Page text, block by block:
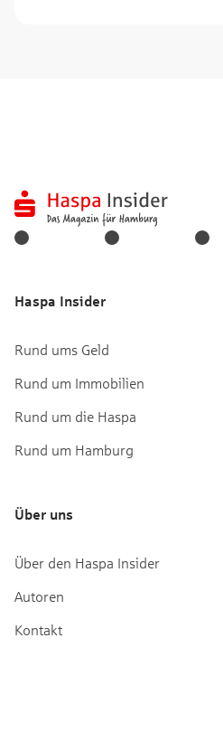
Haspa Insider
Rund ums Geld
Rund um Immobilien
Rund um die Haspa
Rund um Hamburg
Über uns
Über den Haspa Insider
Autoren
Kontakt